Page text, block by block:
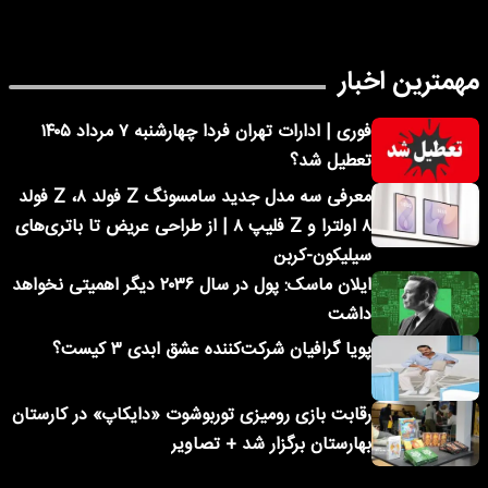
مهمترین اخبار
فوری | ادارات تهران فردا چهارشنبه ۷ مرداد ۱۴۰۵
تعطیل شد؟
معرفی سه مدل جدید سامسونگ Z فولد ۸، Z فولد
۸ اولترا و Z فلیپ ۸ | از طراحی عریض تا باتری‌های
سیلیکون-کربن
ایلان ماسک: پول در سال ۲۰۳۶ دیگر اهمیتی نخواهد
داشت
پویا گرافیان شرکت‌کننده عشق ابدی ۳ کیست؟
رقابت بازی رومیزی توربوشوت «دایکاپ» در کارستان
بهارستان برگزار شد + تصاویر